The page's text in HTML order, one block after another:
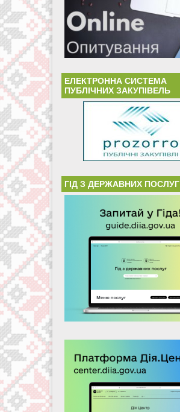
ЕЛЕКТРОННА СИСТЕМА
ПУБЛІЧНИХ ЗАКУПІВЕЛЬ
ГІД З ДЕРЖАВНИХ ПОСЛУГ